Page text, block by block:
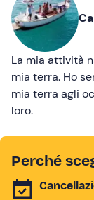
La mia attività
mia terra. Ho
mia terra agli
loro.
Perché